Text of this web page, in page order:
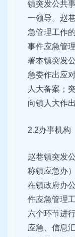
镇突发公共
一领导。赵
急管理工作
事件应急管
署本镇突发
急委作出应
人大备案；
向镇人大作
2.2办事机构
赵巷镇突发
称镇应急办
在镇政府办
件应急管理
六个环节进
应急、信息